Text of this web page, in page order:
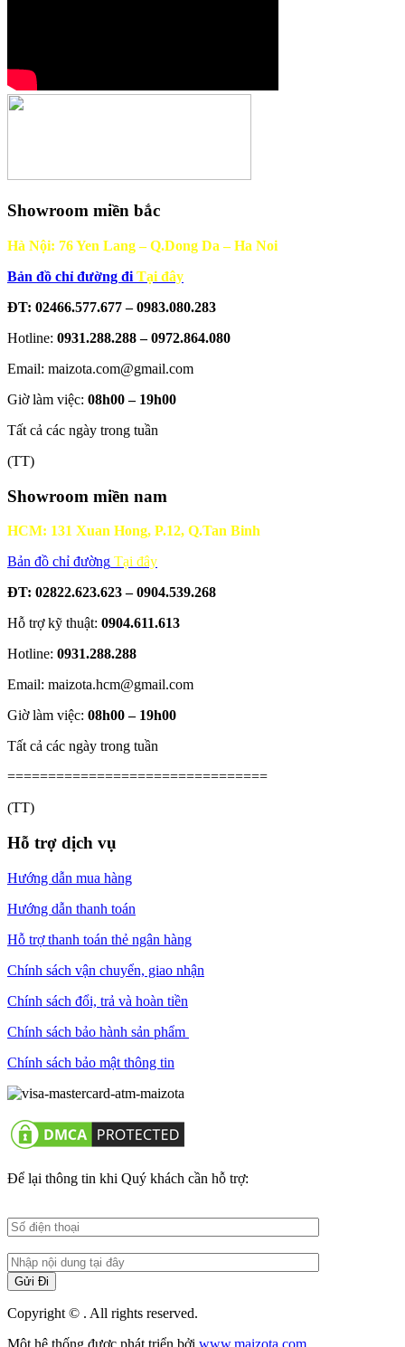
Showroom miền bắc
Hà Nội: 76 Yen Lang – Q.Dong Da – Ha Noi
Bản đồ chỉ đường đi Tại đây
ĐT: 02466.577.677 – 0983.080.283
Hotline: 0931.288.288 – 0972.864.080
Email: maizota.com@gmail.com
Giờ làm việc: 08h00 – 19h00
Tất cả các ngày trong tuần
(TT)
Showroom miền nam
HCM: 131 Xuan Hong, P.12, Q.Tan Binh
Bản đồ chỉ đường Tại đây
ĐT: 02822.623.623 – 0904.539.268
Hỗ trợ kỹ thuật: 0904.611.613
Hotline: 0931.288.288
Email: maizota.hcm@gmail.com
Giờ làm việc: 08h00 – 19h00
Tất cả các ngày trong tuần
================================
(TT)
Hỗ trợ dịch vụ
Hướng dẫn mua hàng
Hướng dẫn thanh toán
Hỗ trợ thanh toán thẻ ngân hàng
Chính sách vận chuyển, giao nhận
Chính sách đổi, trả và hoàn tiền
Chính sách bảo hành sản phẩm
Chính sách bảo mật thông tin
Để lại thông tin khi Quý khách cần hỗ trợ:
Copyright © . All rights reserved.
Một hệ thống được phát triển bởi www.maizota.com